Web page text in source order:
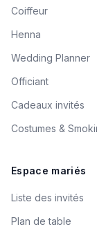
Coiffeur
Henna
Wedding Planner
Officiant
Cadeaux invités
Costumes &
Espace mariés
Liste des invités
Plan de table